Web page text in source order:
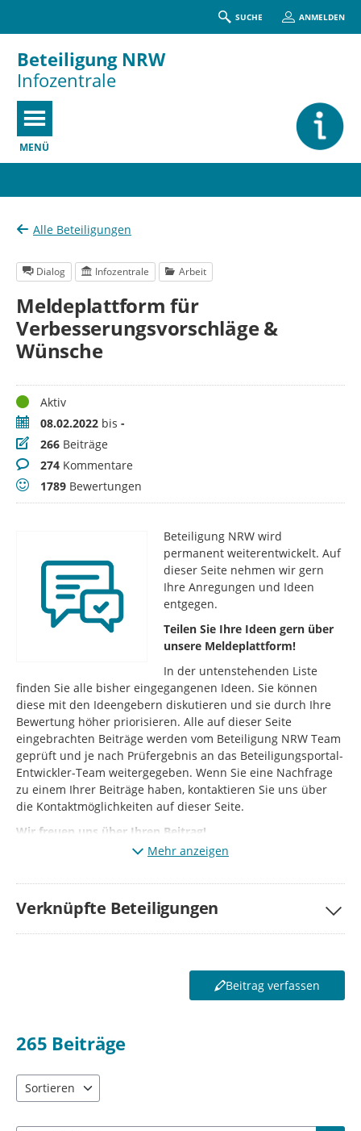
SUCHE ANMELDEN
Beteiligung NRW
Infozentrale
MENÜ
Alle Beteiligungen
Dialog Infozentrale Arbeit
Meldeplattform für
Verbesserungsvorschläge &
Wünsche
StatusAktiv
Zeitraum08.02.2022 bis -
Beiträge
266 Beiträge
Kommentare
274 Kommentare
Bewertungen
1789 Bewertungen
Beteiligung NRW wird
permanent weiterentwickelt. Auf
dieser Seite nehmen wir gern
Ihre Anregungen und Ideen
entgegen.
Teilen Sie Ihre Ideen gern über
unsere Meldeplattform!
In der untenstehenden Liste
finden Sie alle bisher eingegangenen Ideen. Sie können
diese mit den Ideengebern diskutieren und sie durch Ihre
Bewertung höher priorisieren. Alle auf dieser Seite
eingebrachten Beiträge werden vom Beteiligung NRW Team
geprüft und je nach Prüfergebnis an das Beteiligungsportal-
Entwickler-Team weitergegeben. Wenn Sie eine Nachfrage
zu einem Ihrer Beiträge haben, kontaktieren Sie uns über
die Kontaktmöglichkeiten auf dieser Seite.
Wir freuen uns über Ihren Beitrag!
Mehr anzeigen
Verknüpfte Beteiligungen
Beitrag verfassen
265 Beiträge
Sortieren